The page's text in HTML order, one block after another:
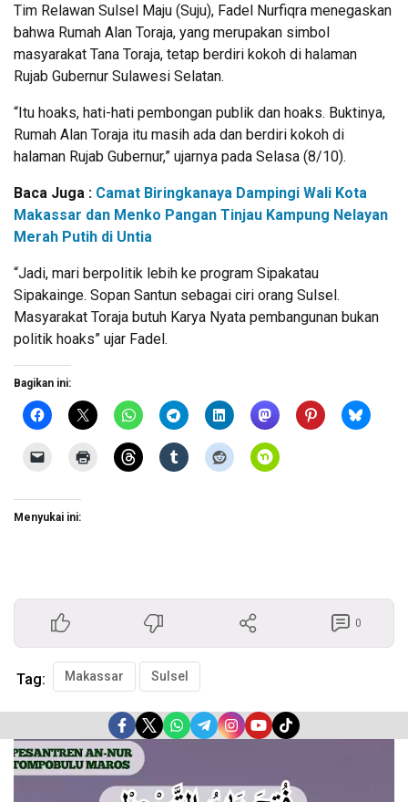
Tim Relawan Sulsel Maju (Suju), Fadel Nurfiqra menegaskan
bahwa Rumah Alan Toraja, yang merupakan simbol
masyarakat Tana Toraja, tetap berdiri kokoh di halaman
Rujab Gubernur Sulawesi Selatan.
“Itu hoaks, hati-hati pembongan publik dan hoaks. Buktinya,
Rumah Alan Toraja itu masih ada dan berdiri kokoh di
halaman Rujab Gubernur,” ujarnya pada Selasa (8/10).
Baca Juga : Camat Biringkanaya Dampingi Wali Kota
Makassar dan Menko Pangan Tinjau Kampung Nelayan
Merah Putih di Untia
“Jadi, mari berpolitik lebih ke program Sipakatau
Sipakainge. Sopan Santun sebagai ciri orang Sulsel.
Masyarakat Toraja butuh Karya Nyata pembangunan bukan
politik hoaks” ujar Fadel.
Bagikan ini:
Menyukai ini:
0
Tag: Makassar Sulsel
Pemutar
Video